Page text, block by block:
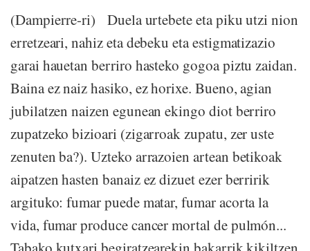
(Dampierre-ri) Duela urtebete eta piku utzi nion
erretzeari, nahiz eta debeku eta estigmatizazio
garai hauetan berriro hasteko gogoa piztu zaidan.
Baina ez naiz hasiko, ez horixe. Bueno, agian
jubilatzen naizen egunean ekingo diot berriro
zupatzeko bizioari (zigarroak zupatu, zer uste
zenuten ba?). Uzteko arrazoien artean betikoak
aipatzen hasten banaiz ez dizuet ezer berririk
argituko: fumar puede matar, fumar acorta la
vida, fumar produce cancer mortal de pulmón...